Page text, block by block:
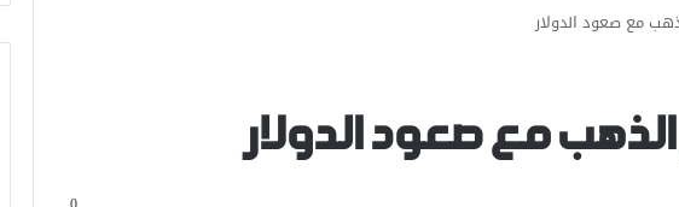
مع صعود الدولار
مع صعود الدولار